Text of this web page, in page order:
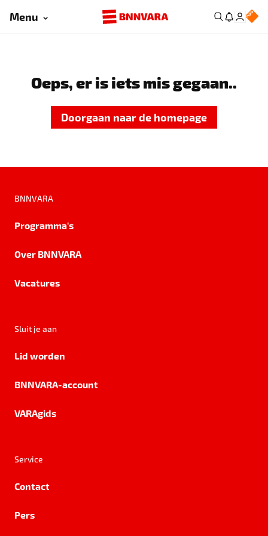
Menu
Oeps, er is iets mis gegaan..
Doorgaan naar de homepage
BNNVARA
Programma's
Over BNNVARA
Vacatures
Sluit je aan
Lid worden
BNNVARA-account
VARAgids
Service
Contact
Pers